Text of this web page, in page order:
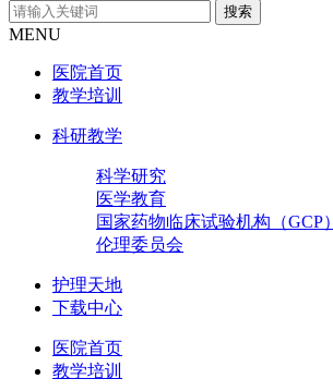
MENU
医院首页
教学培训
科研教学
科学研究
医学教育
国家药物临床试验机构（GCP）
伦理委员会
护理天地
下载中心
医院首页
教学培训